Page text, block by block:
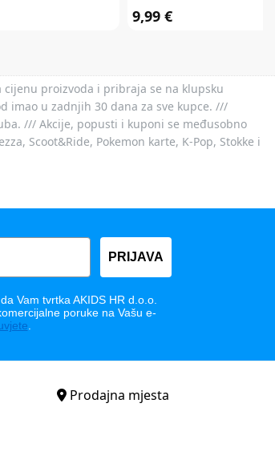
9,99 €
cijenu proizvoda i pribraja se na klupsku
imao u zadnjih 30 dana za sve kupce. ///
/// Akcije, popusti i kuponi se međusobno
Scoot&Ride, Pokemon karte, K-Pop, Stokke i
PRIJAVA
Vam tvrtka AKIDS HR d.o.o.
poruke na Vašu e-
Prodajna mjesta